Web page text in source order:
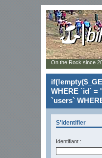
WHERE `id` =
`users`
S'identifier
Identifiant :
On the Rock since